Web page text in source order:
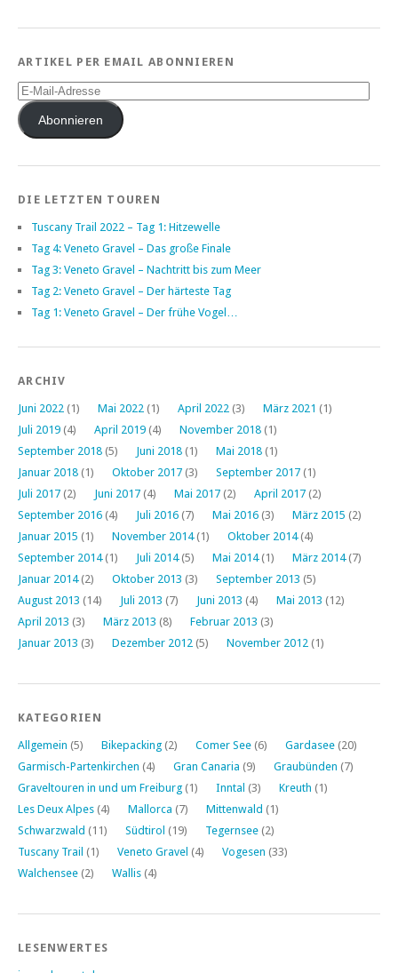
ARTIKEL PER EMAIL ABONNIEREN
E-
Mail-
AdresseAbonnieren
DIE LETZTEN TOUREN
Tuscany Trail 2022 – Tag 1: Hitzewelle
Tag 4: Veneto Gravel – Das große Finale
Tag 3: Veneto Gravel – Nachtritt bis zum Meer
Tag 2: Veneto Gravel – Der härteste Tag
Tag 1: Veneto Gravel – Der frühe Vogel…
ARCHIV
Juni 2022 (1) Mai 2022 (1) April 2022 (3) März 2021 (1)
Juli 2019 (4) April 2019 (4) November 2018 (1)
September 2018 (5) Juni 2018 (1) Mai 2018 (1)
Januar 2018 (1) Oktober 2017 (3) September 2017 (1)
Juli 2017 (2) Juni 2017 (4) Mai 2017 (2) April 2017 (2)
September 2016 (4) Juli 2016 (7) Mai 2016 (3) März 2015 (2)
Januar 2015 (1) November 2014(1) Oktober 2014(4)
September 2014(1) Juli 2014(5) Mai 2014(1) März 2014(7)
Januar 2014(2) Oktober 2013 (3) September 2013 (5)
August 2013 (14) Juli 2013 (7) Juni 2013 (4) Mai 2013 (12)
April 2013 (3) März 2013 (8) Februar 2013 (3)
Januar 2013 (3) Dezember 2012 (5) November 2012 (1)
KATEGORIEN
Allgemein (5) Bikepacking (2) Comer See (6) Gardasee (20)
Garmisch-Partenkirchen (4) Gran Canaria (9) Graubünden (7)
Graveltouren in und um Freiburg (1) Inntal (3) Kreuth (1)
Les Deux Alpes (4) Mallorca (7) Mittenwald (1)
Schwarzwald (11) Südtirol (19) Tegernsee (2)
Tuscany Trail (1) Veneto Gravel (4) Vogesen (33)
Walchensee (2) Wallis (4)
LESENWERTES